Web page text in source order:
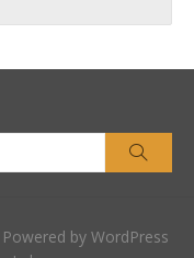
Powered by WordPress